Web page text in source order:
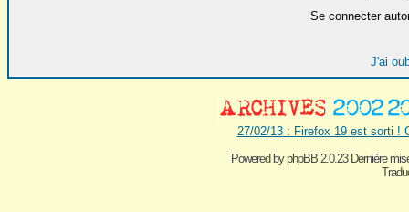
Se connecter
J'ai
27/02/13 : Firefox 19 est sorti !
Powered byphpBB 2.0.23 Dernière